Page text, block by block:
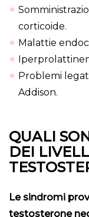
corticoide.
Malattie
Problemi
Addison.
QUALI
DEI
Le sindromi
testosterone